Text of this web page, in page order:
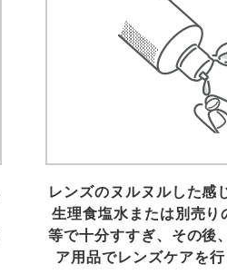
レンズのヌルヌルした感
生理食塩水または別売り
等で十分すすぎ、その後
ア用品でレンズケアを行